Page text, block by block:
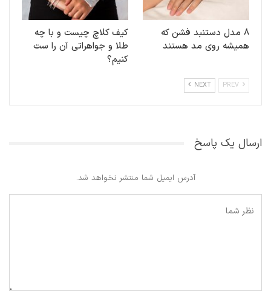
۸ مدل دستنبد‌ فشن که
همیشه روی مد هستند
کیف کلاچ چیست و با چه
طلا و جواهراتی آن را ست
کنیم؟
NEXT
ارسال یک پاسخ
آدرس ایمیل شما منتشر نخواهد شد.